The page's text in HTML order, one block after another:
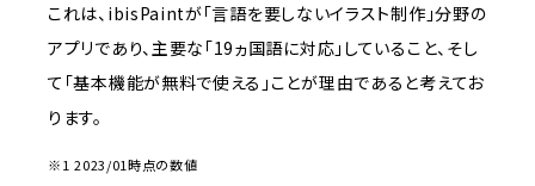
これは、ibisPaintが「言語を要しないイラスト制作」分野の
アプリであり、主要な「19ヵ国語に対応」していること、そし
て「基本機能が無料で使える」ことが理由であると考えてお
ります。
※1 2023/01時点の数値